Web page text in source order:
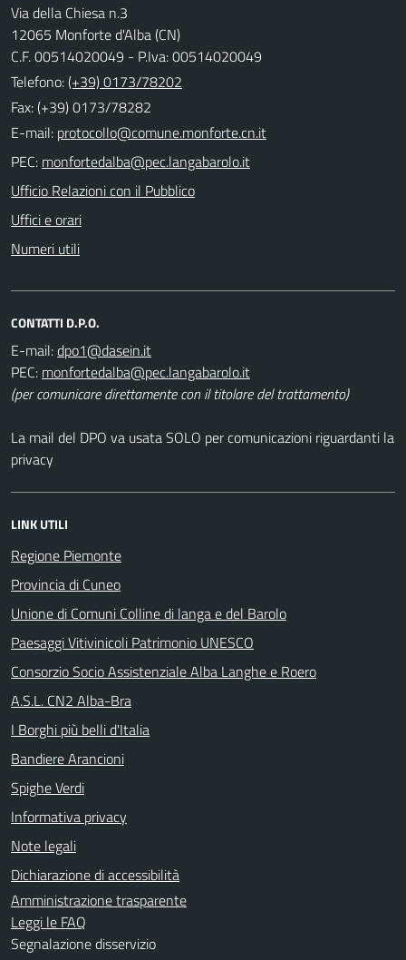
Via della Chiesa n.3
12065 Monforte d'Alba (CN)
C.F. 00514020049 - P.Iva: 00514020049
Telefono:(+39) 0173/78202
Fax: (+39) 0173/78282
E-mail:
PEC:
Ufficio Relazioni con il Pubblico
Uffici e orari
Numeri utili
CONTATTI D.P.O.
E-mail:
PEC:
(per comunicare direttamente con il titolare del trattamento)
La mail del DPO va usata SOLO per comunicazioni riguardanti la
privacy
LINK UTILI
Regione Piemonte
Provincia di Cuneo
Unione di Comuni Colline di langa e del Barolo
Paesaggi Vitivinicoli Patrimonio UNESCO
Consorzio Socio Assistenziale Alba Langhe e Roero
A.S.L. CN2 Alba-Bra
I Borghi più belli d'Italia
Bandiere Arancioni
Spighe Verdi
Informativa privacy
Note legali
Dichiarazione di accessibilità
Amministrazione trasparente
Leggi le FAQ
Segnalazione disservizio